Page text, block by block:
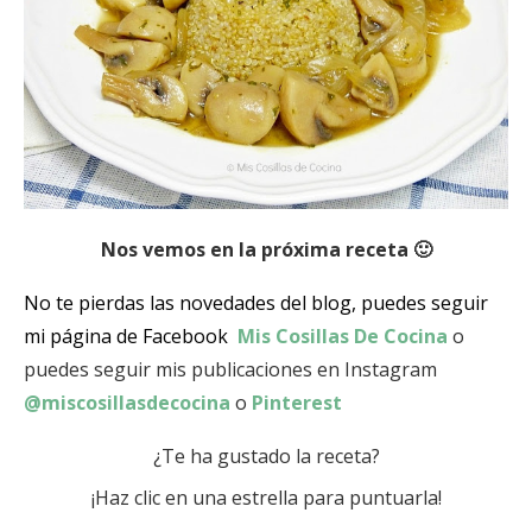
Nos vemos en la próxima receta 🙂
No te pierdas las novedades del blog, puedes seguir
mi página de Facebook Mis Cosillas De Cocina o
puedes seguir mis publicaciones en Instagram
@miscosillasdecocina o Pinterest
¿Te ha gustado la receta?
¡Haz clic en una estrella para puntuarla!